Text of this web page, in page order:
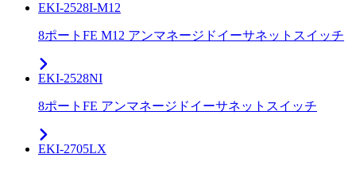
EKI-2528I-M12
8ポートFE M12 アンマネージドイーサネットスイッチ
EKI-2528NI
8ポートFE アンマネージドイーサネットスイッチ
EKI-2705LX